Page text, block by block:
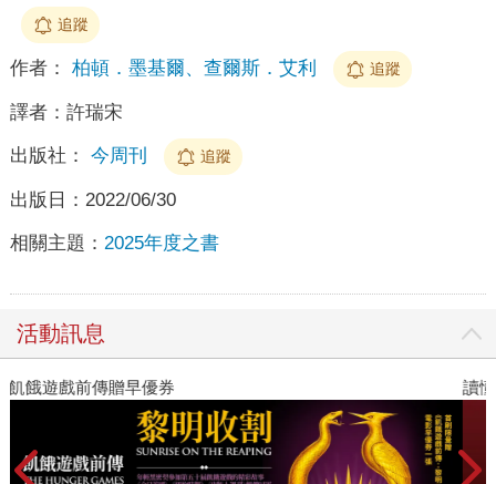
追蹤
作者： 柏頓．墨基爾、查爾斯．艾利 追蹤
譯者： 許瑞宋
出版社： 今周刊 追蹤
出版日： 2022/06/30
相關主題： 2025年度之書
活動訊息
讀懂全球首富極限思維
高